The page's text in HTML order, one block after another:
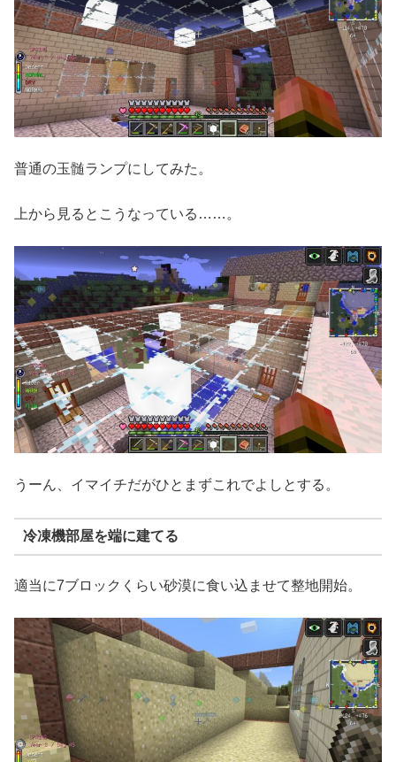
普通の玉髄ランプにしてみた。
上から見るとこうなっている……。
うーん、イマイチだがひとまずこれでよしとする。
冷凍機部屋を端に建てる
適当に7ブロックくらい砂漠に食い込ませて整地開始。